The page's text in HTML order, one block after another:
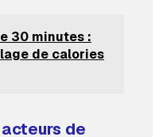
30 minutes :
de calories
de